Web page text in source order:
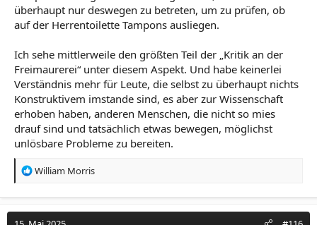
überhaupt nur deswegen zu betreten, um zu prüfen, ob
auf der Herrentoilette Tampons ausliegen.
Ich sehe mittlerweile den größten Teil der „Kritik an der
Freimaurerei“ unter diesem Aspekt. Und habe keinerlei
Verständnis mehr für Leute, die selbst zu überhaupt nichts
Konstruktivem imstande sind, es aber zur Wissenschaft
erhoben haben, anderen Menschen, die nicht so mies
drauf sind und tatsächlich etwas bewegen, möglichst
unlösbare Probleme zu bereiten.
R
a
t
William Morris